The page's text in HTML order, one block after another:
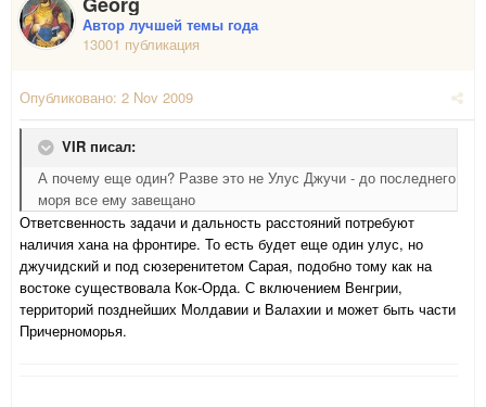
Автор лучшей темы года
13001 публикация
Опубликовано: 2 Nov 2009
VIR писал:
А почему еще один? Разве это не Улус Джучи - до последнего
моря все ему завещано
Ответсвенность задачи и дальность расстояний потребуют
наличия хана на фронтире. То есть будет еще один улус, но
джучидский и под сюзеренитетом Сарая, подобно тому как на
востоке существовала Кок-Орда. С включением Венгрии,
территорий позднейших Молдавии и Валахии и может быть части
Причерноморья.